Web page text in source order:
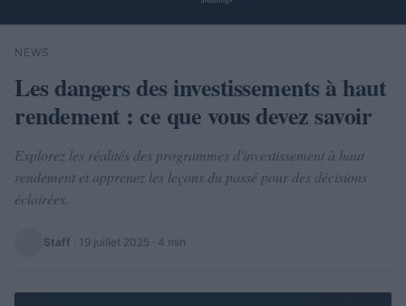
Rechercher
NEWS
Les dangers des investissements à haut
rendement : ce que vous devez savoir
Explorez les réalités des programmes d'investissement à haut
rendement et apprenez les leçons du passé pour des décisions
éclairées.
Staff · 19 juillet 2025 · 4 min